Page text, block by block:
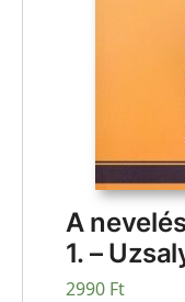
A
1. –
2990 Ft